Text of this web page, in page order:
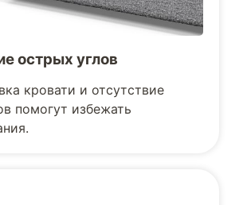
острых углов
кровати и отсутствие
помогут избежать